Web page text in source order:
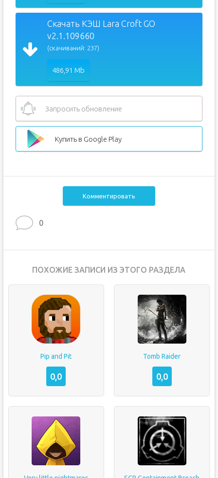
Скачать КЭШ Lara Croft GO
v2.1.109660
(скачиваний: 237)
486,91 Mb
Запросить обновление
Купить в Google Play
Комментировать
0
ПОХОЖИЕ ЗАПИСИ ИЗ ЭТОГО РАЗДЕЛА
Pip and Pit
0,0
Tomb Raider
0,0